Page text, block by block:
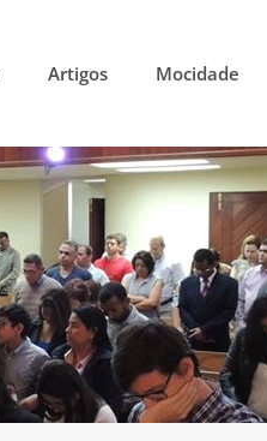
Artigos Mocidade